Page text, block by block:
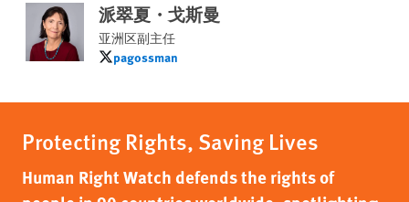
派翠夏・戈斯曼
亚洲区副主任
pagossman
pagossman
Protecting Rights, Saving Lives
Human Right Watch defends the rights of